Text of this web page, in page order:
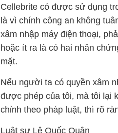
Cellebrite có được sử dụng
là vì chính công an không
xâm nhập máy điện thoại,
hoặc ít ra là có hai nhân
mặt.
Nếu người ta có quyền xâm
được phép của tôi, mà tôi lại
chỉnh theo pháp luật, thì rõ
Luật sư Lê Quốc Quân